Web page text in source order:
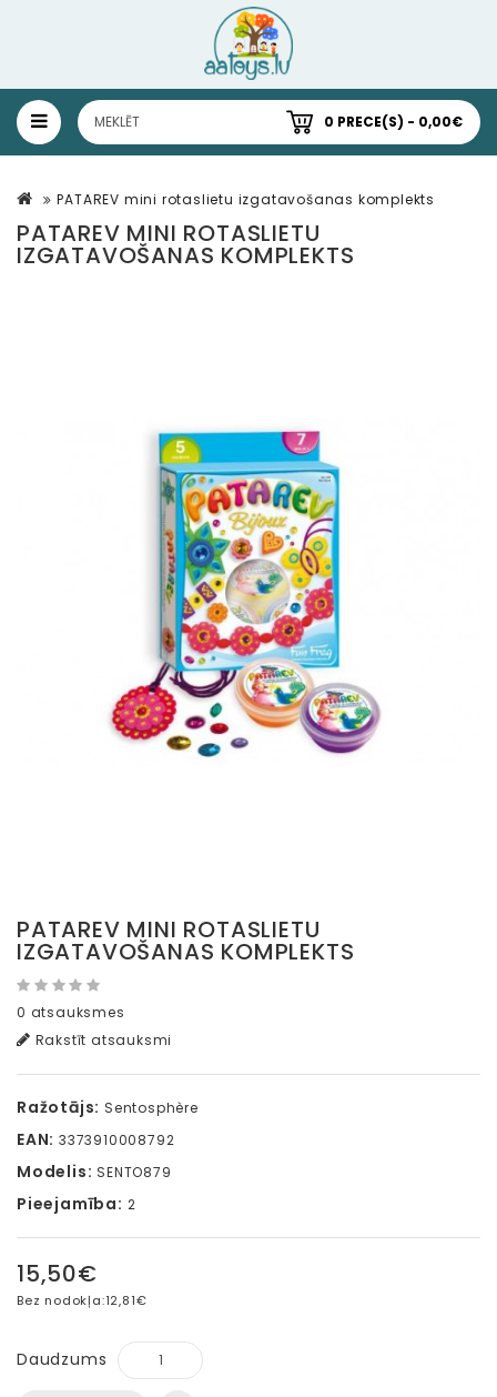
0 PRECE(S) - 0,00€
PATAREV mini rotaslietu izgatavošanas komplekts
PATAREV MINI ROTASLIETU
IZGATAVOŠANAS KOMPLEKTS
PATAREV MINI ROTASLIETU
IZGATAVOŠANAS KOMPLEKTS
0 atsauksmes
Rakstīt atsauksmi
Ražotājs: Sentosphère
EAN: 3373910008792
Modelis: SENTO879
Pieejamība: 2
15,50€
Bez nodokļa:12,81€
Daudzums